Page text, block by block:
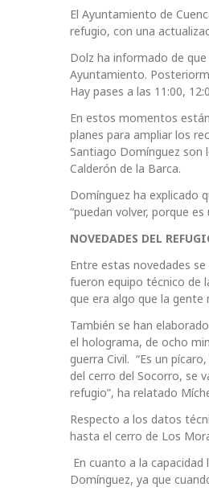
El Ayuntamiento de
refugio, con una
Dolz ha informado de
Ayuntamiento.
Hay pases a las 11:00,
En estos momentos
planes para ampliar los
Santiago Domínguez son
Calderón de la Barca.
Domínguez ha explicado
“puedan volver, porque
NOVEDADES DEL
Entre estas novedades
fueron equipo técnico de
que era algo que la gente
También se han
el holograma, de ocho
guerra Civil. “Es un
del cerro del Socorro, se
refugio”, ha relatado
Respecto a los datos
hasta el cerro de Los
En cuanto a la
Domínguez, ya que